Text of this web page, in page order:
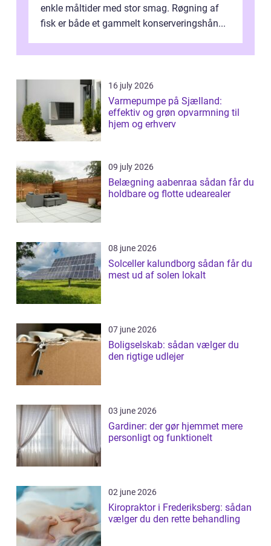
enkle måltider med stor smag. Røgning af
fisk er både et gammelt konserveringshån...
16 july 2026
Varmepumpe på Sjælland:
effektiv og grøn opvarmning til
hjem og erhverv
09 july 2026
Belægning aabenraa sådan får du
holdbare og flotte udearealer
08 june 2026
Solceller kalundborg sådan får du
mest ud af solen lokalt
07 june 2026
Boligselskab: sådan vælger du
den rigtige udlejer
03 june 2026
Gardiner: der gør hjemmet mere
personligt og funktionelt
02 june 2026
Kiropraktor i Frederiksberg: sådan
vælger du den rette behandling